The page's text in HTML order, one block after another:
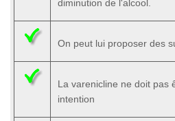
diminution de l'alcool.
On peut lui proposer des
La varenicline ne doit pas
intention